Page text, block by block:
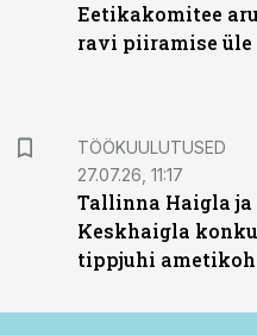
Eetikakomitee
ravi piiramise üle
ST
TÖÖKUULUTUSED
27.07.26, 11:17
Tallinna Haigla
Keskhaigla
tippjuhi